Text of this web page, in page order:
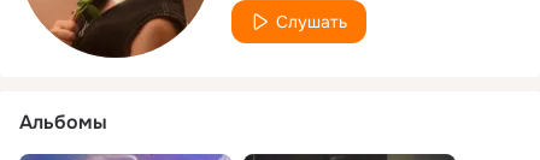
Слушать
Альбомы